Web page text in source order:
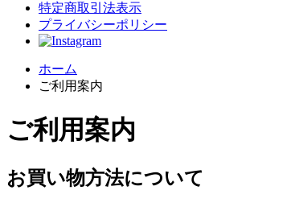
特定商取引法表示
プライバシーポリシー
ホーム
ご利用案内
ご利用案内
お買い物方法について